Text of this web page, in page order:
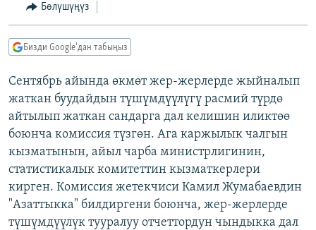
БҮГҮН АЗАТТЫКТА
ДАНИСТЕ
АЗАТТЫК+
ПОДКАСТ
Русский
ОНЛАЙН ШЕРИНЕ
ЭЕ/АРнун бардык сайттары
Бөлүшүңүз
Бизди Google'дан табыңыз
Сентябрь айында өкмөт жер-жерлерде жыйналып
жаткан буудайдын түшүмдүүлүгү расмий түрдө
айтылып жаткан сандарга дал келишин иликтөө
боюнча комиссия түзгөн. Ага каржылык чалгын
кызматынын, айыл чарба министрлигинин,
статистикалык комитеттин кызматкерлери
кирген. Комиссия жетекчиси Камил Жумабаевдин
"Азаттыкка" билдиргени боюнча, жер-жерлерде
түшүмдүүлүк тууралуу отчеттордун чындыкка дал